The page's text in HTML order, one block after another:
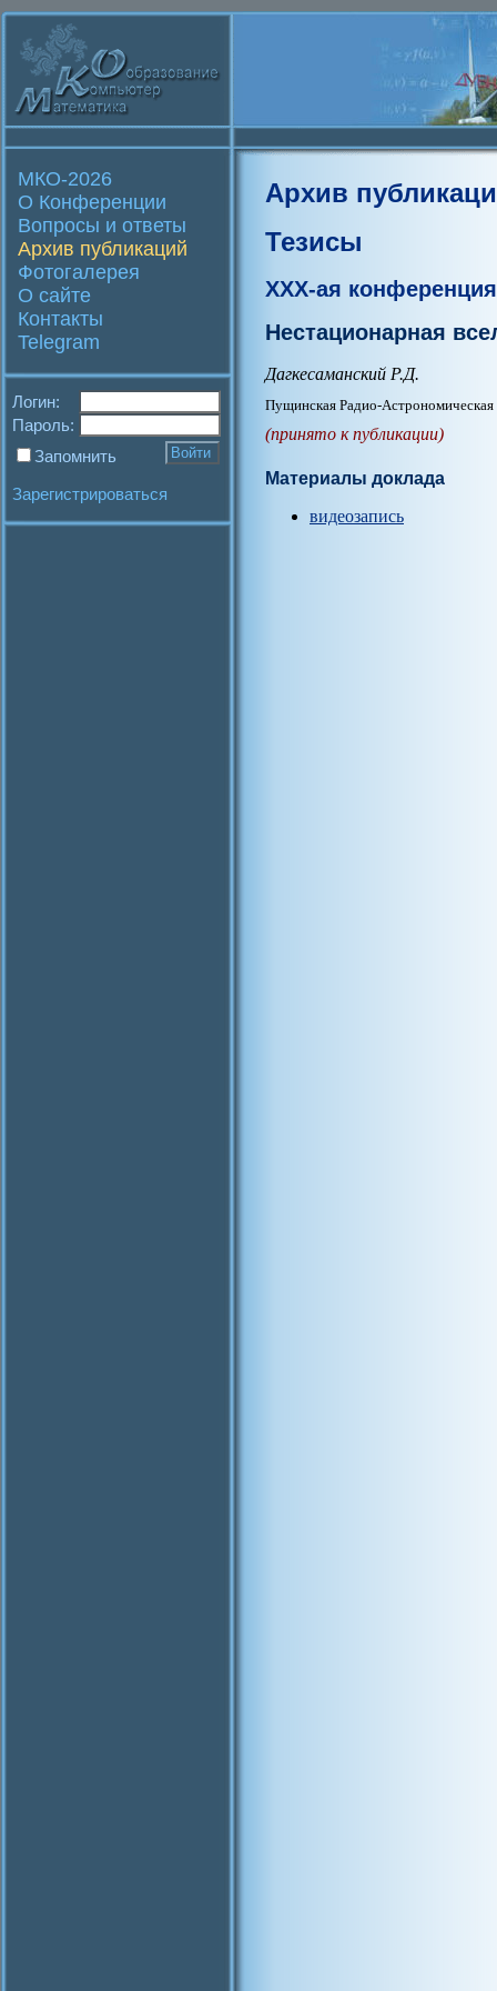
МКО-2026
О Конференции
Вопросы и ответы
Архив публикаций
Фотогалерея
О сайте
Контакты
Telegram
Логин:
Пароль:
Запомнить
Зарегистрироваться
Архив
Тезисы
XXX-ая конференция
Нестационарная
Дагкесаманский Р.Д.
Пущинская Радио-Астрономическая
(принято к публикации)
Материалы доклада
видеозапись